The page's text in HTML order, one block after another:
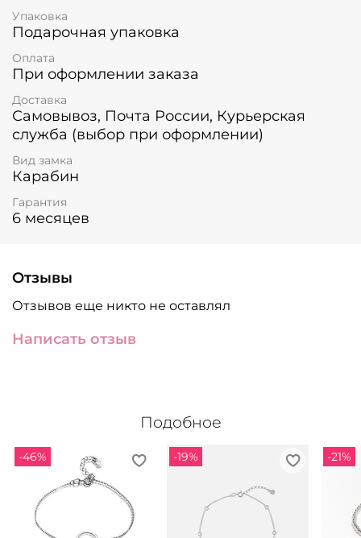
Упаковка
Подарочная упаковка
Оплата
При оформлении заказа
Доставка
Самовывоз, Почта России, Курьерская
служба (выбор при оформлении)
Вид замка
Карабин
Гарантия
6 месяцев
Отзывы
Отзывов еще никто не оставлял
Написать отзыв
Подобное
-46% -19% -21%